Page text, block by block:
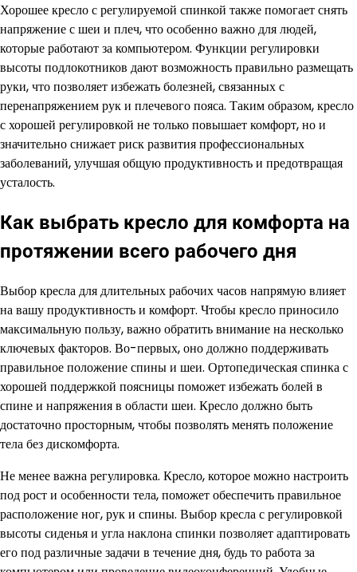
Хорошее кресло с регулируемой спинкой также помогает снять
напряжение с шеи и плеч, что особенно важно для людей,
которые работают за компьютером. Функции регулировки
высоты подлокотников дают возможность правильно размещать
руки, что позволяет избежать болезней, связанных с
перенапряжением рук и плечевого пояса. Таким образом, кресло
с хорошей регулировкой не только повышает комфорт, но и
значительно снижает риск развития профессиональных
заболеваний, улучшая общую продуктивность и предотвращая
усталость.
Как выбрать кресло для комфорта на
протяжении всего рабочего дня
Выбор кресла для длительных рабочих часов напрямую влияет
на вашу продуктивность и комфорт. Чтобы кресло приносило
максимальную пользу, важно обратить внимание на несколько
ключевых факторов. Во-первых, оно должно поддерживать
правильное положение спины и шеи. Ортопедическая спинка с
хорошей поддержкой поясницы поможет избежать болей в
спине и напряжения в области шеи. Кресло должно быть
достаточно просторным, чтобы позволять менять положение
тела без дискомфорта.
Не менее важна регулировка. Кресло, которое можно настроить
под рост и особенности тела, поможет обеспечить правильное
расположение ног, рук и спины. Выбор кресла с регулировкой
высоты сиденья и угла наклона спинки позволяет адаптировать
его под различные задачи в течение дня, будь то работа за